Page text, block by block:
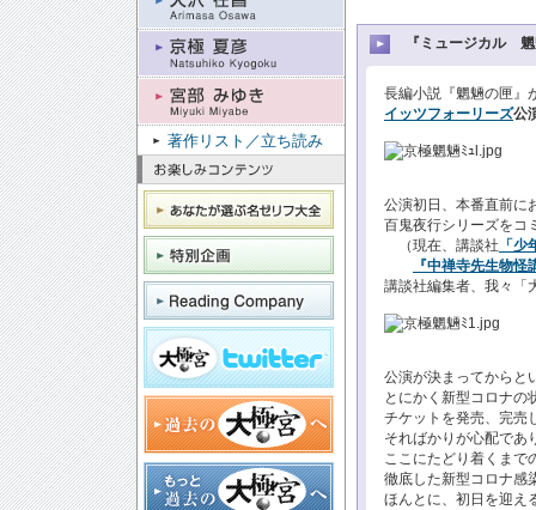
著作リスト／立ち読み
『ミュージカル
長編小説『魍魎の匣』
イッツフォーリーズ公
公演初日、本番直前に
百鬼夜行シリーズをコ
（現在、講談社 「
『中禅寺先生物
講談社編集者、我々「
公演が決まってからと
とにかく新型コロナの
チケットを発売、完売
そればかりが心配であ
ここにたどり着くまで
徹底した新型コロナ感
ほんとに、初日を迎え